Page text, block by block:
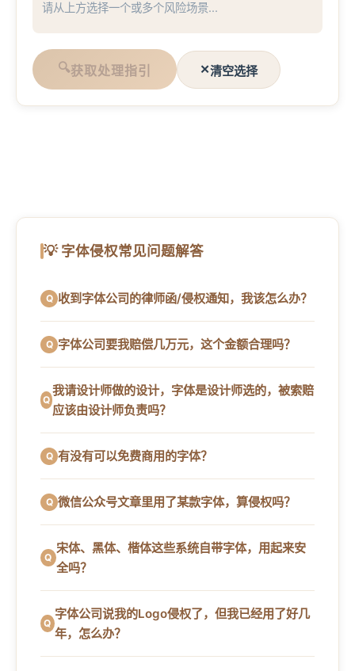
请从上方选择一个或多个风险场景...
🔍获取处理指引 ✕清空选择
💡 字体侵权常见问题解答
收到字体公司的律师函/侵权通知，我该怎么办？
字体公司要我赔偿几万元，这个金额合理吗？
我请设计师做的设计，字体是设计师选的，被索赔
应该由设计师负责吗？
有没有可以免费商用的字体？
微信公众号文章里用了某款字体，算侵权吗？
宋体、黑体、楷体这些系统自带字体，用起来安
全吗？
字体公司说我的Logo侵权了，但我已经用了好几
年，怎么办？